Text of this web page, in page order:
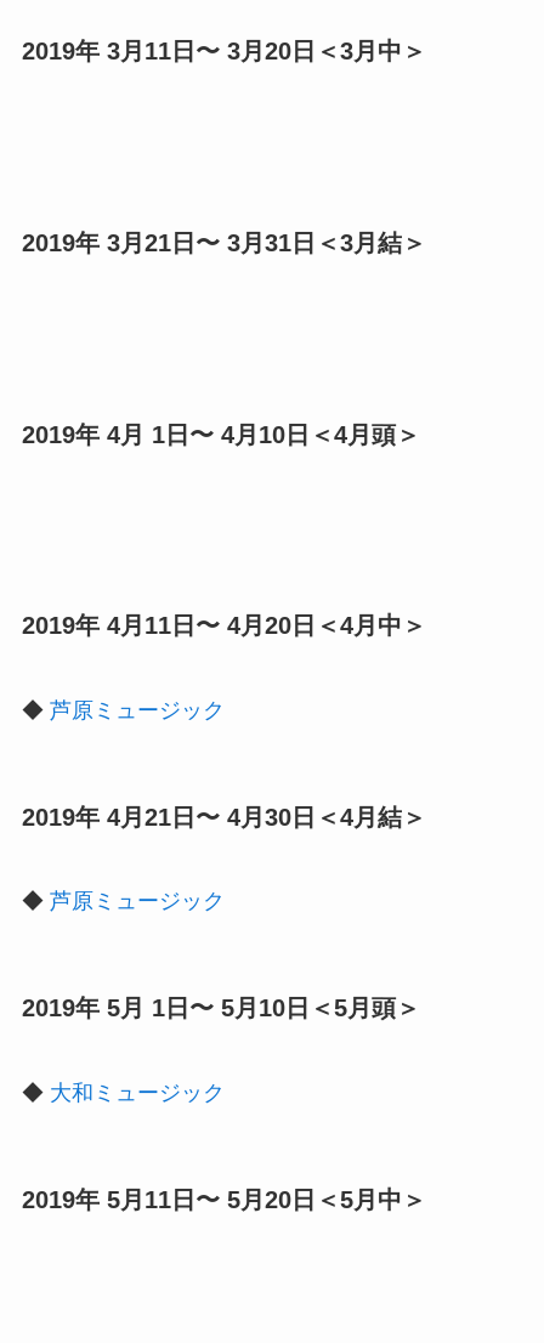
2019年 3月11日〜 3月20日＜3月中＞
2019年 3月21日〜 3月31日＜3月結＞
2019年 4月 1日〜 4月10日＜4月頭＞
2019年 4月11日〜 4月20日＜4月中＞
◆ 芦原ミュージック
2019年 4月21日〜 4月30日＜4月結＞
◆ 芦原ミュージック
2019年 5月 1日〜 5月10日＜5月頭＞
◆ 大和ミュージック
2019年 5月11日〜 5月20日＜5月中＞